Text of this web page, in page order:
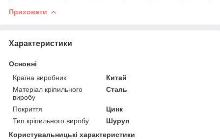
Приховати
Характеристики
Основні
Країна виробник
Китай
Матеріал кріпильного
виробу
Сталь
Покриття
Цинк
Тип кріпильного виробу
Шуруп
Користувальницькі характеристики